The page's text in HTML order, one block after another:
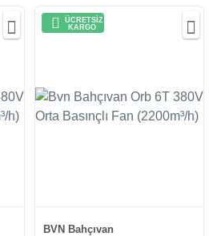
ÜCRETSİZ
KARGO
BVN Bahçıvan